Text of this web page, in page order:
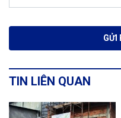
TIN LIÊN QUAN